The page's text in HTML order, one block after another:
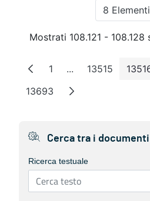
8 Elementi
Per
Mostrati 108.121 -
Pagina
1 ...Pagine intermedie
Pagina
13515
Pagina
13693
Cerca tra i documenti
Ricerca testuale